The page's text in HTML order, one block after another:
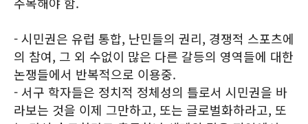
- 시민권은 유럽 통합, 난민들의 권리, 경쟁적 스포츠에
의 참여, 그 외 수없이 많은 다른 갈등의 영역들에 대한
논쟁들에서 반복적으로 이용중.
- 서구 학자들은 정치적 정체성의 틀로서 시민권을 바
라보는 것을 이제 그만하고, 또는 글로벌화하라고, 또